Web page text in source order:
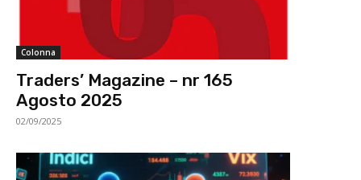
Colonna
Traders’ Magazine – nr 165
Agosto 2025
02/09/2025